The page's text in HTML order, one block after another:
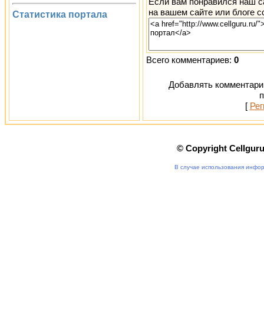
Статистика портала
на вашем сайте или блоге
Всего комментариев: 0
Добавлять
[
© Copyright
В случае использования